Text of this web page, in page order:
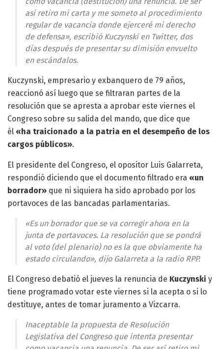
así retiro mi carta y me someto al procedimiento
regular de vacancia donde ejerceré mi derecho
de defensa», escribió Kuczynski en Twitter, dos
días después de presentar su dimisión envuelto
en escándalos.
Kuczynski, empresario y exbanquero de 79 años,
reaccionó así luego que se filtraran partes de la
resolución que se apresta a aprobar este viernes el
Congreso sobre su salida del mando, que dice que
él «ha traicionado a la patria en el desempeño de los
cargos públicos».
El presidente del Congreso, el opositor Luis Galarreta,
respondió diciendo que el documento filtrado era «un
borrador» que ni siquiera ha sido aprobado por los
portavoces de las bancadas parlamentarias.
«Es un borrador que se va corregir ahora en la
junta de portavoces. La resolución que se pondrá
al voto (del plenario) no es la que obviamente ha
estado circulando», dijo Galarreta a la radio RPP.
El Congreso debatió el jueves la renuncia de Kuczynski y
tiene programado votar este viernes si la acepta o si lo
destituye, antes de tomar juramento a Vizcarra.
Inaceptable la propuesta de Resolución
Legislativa del Congreso que intenta presentar